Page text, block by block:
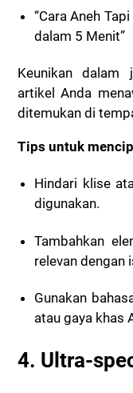
“Cara Aneh
dalam 5 Menit”
Keunikan dalam
artikel Anda
ditemukan di
Tips untuk
Hindari klise
digunakan.
Tambahkan
relevan dengan
Gunakan
atau gaya khas
4. Ultra-